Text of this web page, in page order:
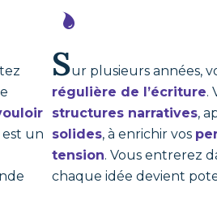
est un
Sur plusieurs années,
régulière de l’écriture.
structures narratives,
solides, à enrichir vos
tension. Vous entrerez
chaque idée devient